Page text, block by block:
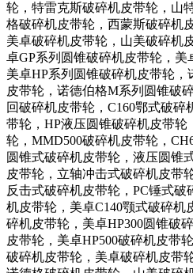
轮，特雷克斯破碎机皮带轮，山
格破碎机皮带轮，西蒙斯破碎机
美卓破碎机皮带轮，山美破碎机
卓GP系列圆锥破碎机皮带轮，美
美卓HP系列圆锥破碎机皮带轮
皮带轮，诺德伯格M系列圆锥破
回破碎机皮带轮，C160鄂式破碎
带轮，HP液压圆锥破碎机皮带轮
轮，MMD500破碎机皮带轮，
圆锥式破碎机皮带轮，液压圆锥
皮带轮，立轴冲击式破碎机皮带
反击式破碎机皮带轮，PC锤式
机皮带轮，美卓C140颚式破碎机
碎机皮带轮，美卓HP300圆锥破
皮带轮，美卓HP500破碎机皮带
破碎机皮带轮，美卓破碎机皮带